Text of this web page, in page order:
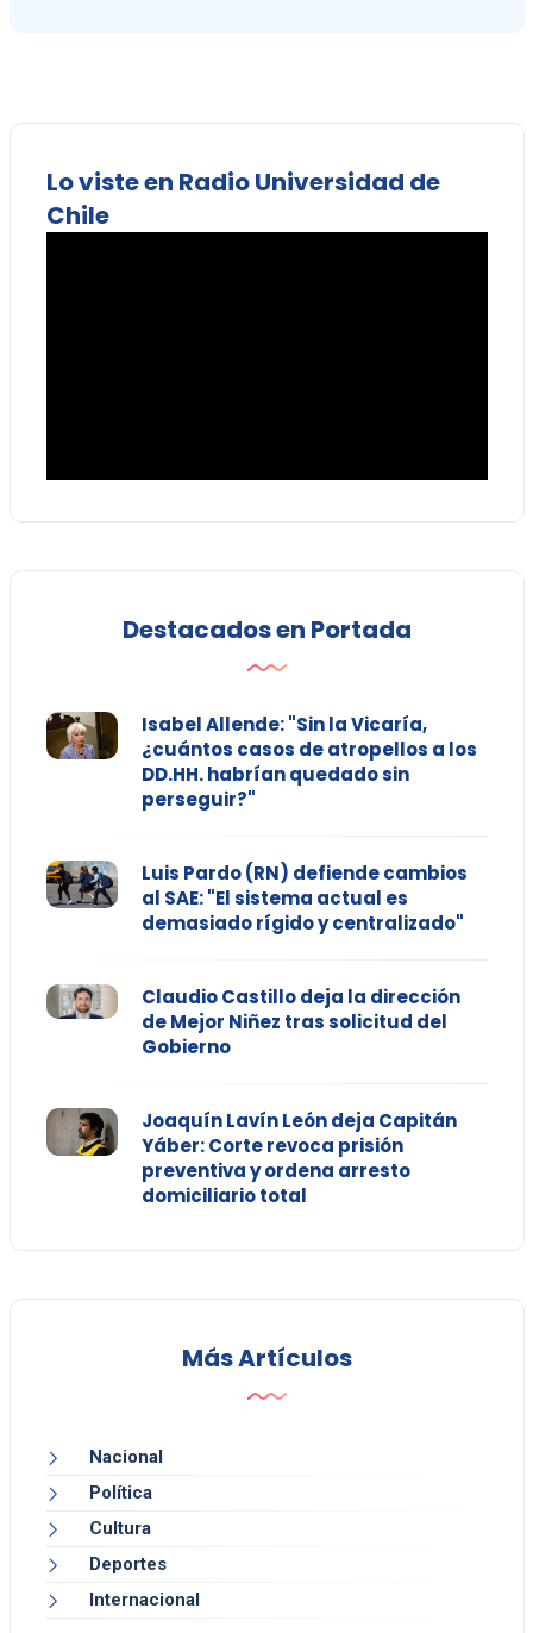
Lo viste en Radio Universidad de
Chile
Destacados en Portada
Isabel Allende: "Sin la Vicaría,
¿cuántos casos de atropellos a los
DD.HH. habrían quedado sin
perseguir?"
Luis Pardo (RN) defiende cambios
al SAE: "El sistema actual es
demasiado rígido y centralizado"
Claudio Castillo deja la dirección
de Mejor Niñez tras solicitud del
Gobierno
Joaquín Lavín León deja Capitán
Yáber: Corte revoca prisión
preventiva y ordena arresto
domiciliario total
Más Artículos
Nacional
Política
Cultura
Deportes
Internacional